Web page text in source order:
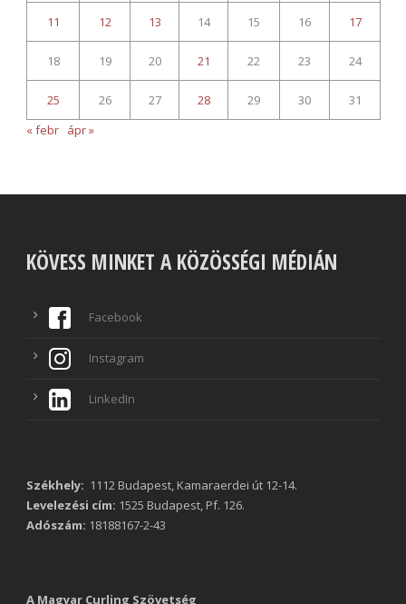
11 12 13 14 15 16 17
18 19 20 21 22 23 24
25 26 27 28 29 30
31
« febr ápr »
KÖVESS MINKET A KÖZÖSSÉGI MÉDIÁN
Facebook
Instagram
LinkedIn
Székhely: 1112 Budapest, Kamaraerdei út 12-14.
Levelezési cím: 1525 Budapest, Pf. 126.
Adószám: 18188167-2-43
A Magyar Curling Szövetség